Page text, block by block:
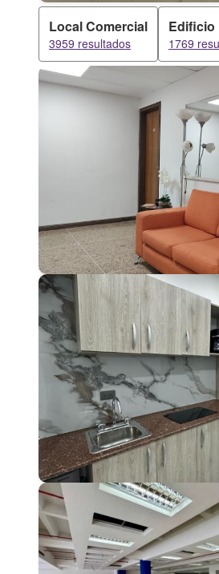
Local Comercial
3959 resultados
Edificio
1769